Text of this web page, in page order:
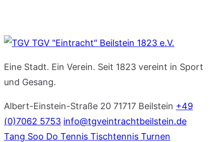
TGV "Eintracht" Beilstein 1823 e.V.
Eine Stadt. Ein Verein. Seit 1823 vereint in Sport
und Gesang.
Albert-Einstein-Straße 20 71717 Beilstein +49
(0)7062 5753 info@tgveintrachtbeilstein.de
Tang Soo Do Tennis Tischtennis Turnen